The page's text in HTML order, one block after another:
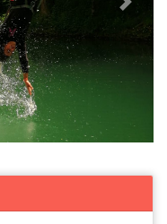
Next